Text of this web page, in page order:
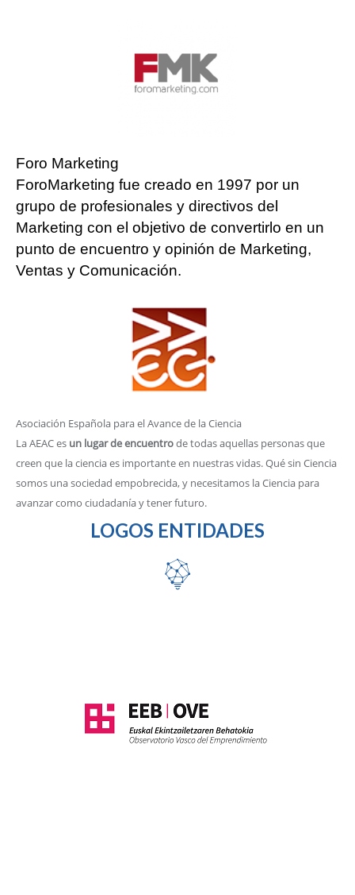
Foro Marketing
ForoMarketing fue creado en 1997 por un
grupo de profesionales y directivos del
Marketing con el objetivo de convertirlo en un
punto de encuentro y opinión de Marketing,
Ventas y Comunicación.
Asociación Española para el Avance de la Ciencia
La AEAC es un lugar de encuentrode todas aquellas personas que
creen que la ciencia es importante en nuestras vidas. Qué sin Ciencia
somos una sociedad empobrecida, y necesitamos la Ciencia para
avanzar como ciudadanía y tener futuro.
LOGOS ENTIDADES